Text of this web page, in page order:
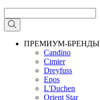
ПРЕМИУМ-БРЕНДЫ
Candino
Cimier
Dreyfuss
Epos
L'Duchen
Orient Star